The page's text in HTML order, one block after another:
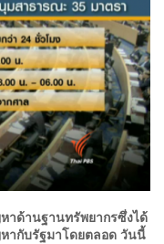
าด้านฐานทรัพยากรซึ่งได้
ากับรัฐมาโดยตลอด วันนี้